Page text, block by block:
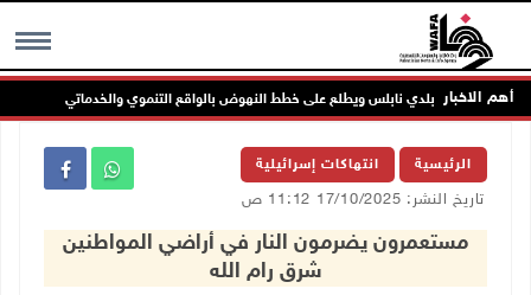
MENU أهم الاخبار
مجلس بلدي نابلس ويطلع على خطط النهوض بالواقع التنموي والخدماتي
الرئيسية انتهاكات إسرائيلية
تاريخ النشر: 17/10/2025 11:12 ص
مستعمرون يضرمون النار في أراضي المواطنين
شرق رام الله